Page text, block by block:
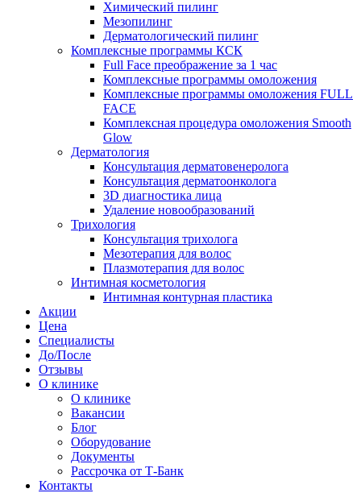
Химический пилинг
Мезопилинг
Дерматологический пилинг
Комплексные программы КСК
Full Face преображение за 1 час
Комплексные программы омоложения
Комплексные программы омоложения FULL
FACE
Комплексная процедура омоложения Smooth
Glow
Дерматология
Консультация дерматовенеролога
Консультация дерматоонколога
3D диагностика лица
Удаление новообразований
Трихология
Консультация трихолога
Мезотерапия для волос
Плазмотерапия для волос
Интимная косметология
Интимная контурная пластика
Акции
Цена
Специалисты
До/После
Отзывы
О клинике
О клинике
Вакансии
Блог
Оборудование
Документы
Рассрочка от Т-Банк
Контакты